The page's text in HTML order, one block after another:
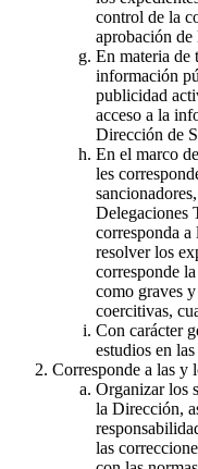
control de la
aprobación de
En materia de
información
publicidad
acceso a la
Dirección de
En el marco
les
Delegaciones
corresponda
resolver los
corresponde
como graves
coercitivas,
Con carácter
estudios en
Corresponde a las y
Organizar los
la Dirección,
las